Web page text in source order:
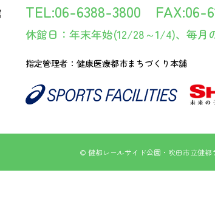
TEL:06-6388-3800 FAX:06-
休館日：年末年始(12/28～1/4)、毎
指定管理者：健康医療都市まちづくり本舗
© 健都レールサイド公園・吹田市立健都